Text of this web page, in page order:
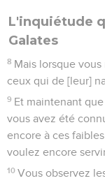
L'inquiétude
Galates
8 Mais lorsque
ceux qui de [leur]
9 Et maintenant
vous avez été
encore à ces
voulez encore
10 Vous observez